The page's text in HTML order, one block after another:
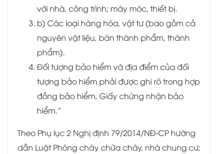
với nhà, công trình; máy móc, thiết bị.
b) Các loại hàng hóa, vật tư (bao gồm cả
nguyên vật liệu, bán thành phẩm, thành
phẩm).
Đối tượng bảo hiểm và địa điểm của đối
tượng bảo hiểm phải được ghi rõ trong hợp
đồng bảo hiểm, Giấy chứng nhận bảo
hiểm.”
Theo Phụ lục 2 Nghị định 79/2014/NĐ-CP hướng
dẫn Luật Phòng cháy chữa cháy, nhà chung cư;